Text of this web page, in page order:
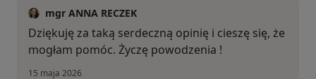
mgr ANNA RECZEK
Dziękuję za taką serdeczną opinię i cieszę się, że
mogłam pomóc. Życzę powodzenia !
15 maja 2026